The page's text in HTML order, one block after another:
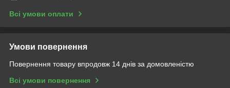
Всі умови оплати
Умови повернення
Повернення товару впродовж 14 днів за домовленістю
Всі умови повернення